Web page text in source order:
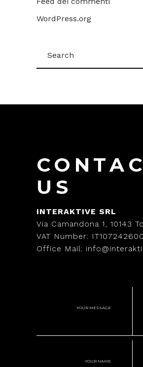
WordPress.org
for:
US
INTERAKTIVE SRL
Via Camandona 1, 10143
VAT Number:
Office Mail: